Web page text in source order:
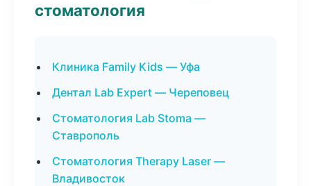
стоматология
Клиника Family Kids — Уфа
Дентал Lab Expert — Череповец
Стоматология Lab Stoma —
Ставрополь
Стоматология Therapy Laser —
Владивосток